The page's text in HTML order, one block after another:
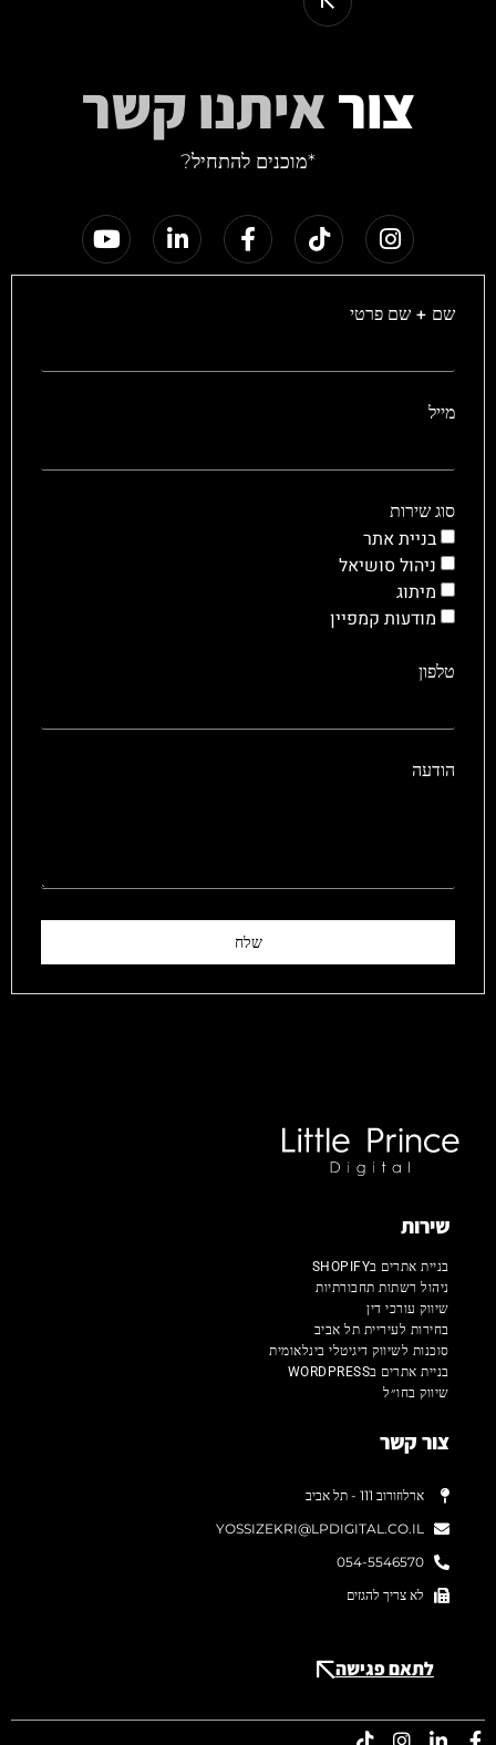
צוראיתנו קשר
*מוכנים להתחיל?
שם + שם פרטי
מייל
סוג שירות
בניית אתר
ניהול סושיאל
מיתוג
מודעות קמפיין
טלפון
הודעה
שלח
שירות
בניית אתרים בSHOPIFY
ניהול רשתות תחבורתיות
שיווק עורכי דין
בחירות לעיריית תל אביב
סוכנות לשיווק דיגיטלי בינלאומית
בניית אתרים בWORDPRESS
שיווק בחו״ל
צור קשר
ארלוזורוב 111 - תל אביב
YOSSIZEKRI@LPDIGITAL.CO.IL
054-5546570
לא צריך להגזים
לתאם פגישה